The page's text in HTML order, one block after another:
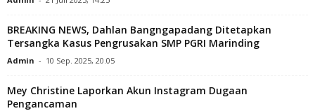
BREAKING NEWS, Dahlan Bangngapadang Ditetapkan
Tersangka Kasus Pengrusakan SMP PGRI Marinding
Admin - 10 Sep. 2025, 20.05
Mey Christine Laporkan Akun Instagram Dugaan
Pengancaman